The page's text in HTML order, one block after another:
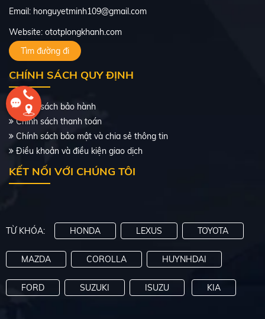
TOYOTA ALTIS 2016
Xăng
Email: honguyetminh109@gmail.com
Website: ototplongkhanh.com
Tìm đường đi
CHÍNH SÁCH QUY ĐỊNH
Chính sách bảo hành
Chính sách thanh toán
Chính sách bảo mật và chia sẻ thông tin
Điều khoản và điều kiện giao dịch
KẾT NỐI VỚI CHÚNG TÔI
TỪ KHÓA: HONDA LEXUS TOYOTA
MAZDA COROLLA HUYNHDAI
FORD SUZUKI ISUZU KIA